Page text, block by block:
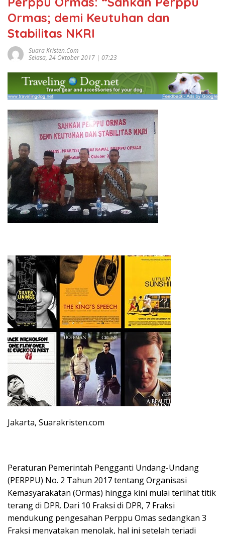
Ormas; demi Keutuhan dan
Stabilitas NKRI
Suara Kristen.com
Selasa, 24 Oktober 2017 | 07:23
Jakarta, Suarakristen.com
Peraturan Pemerintah Pengganti Undang-Undang
(PERPPU) No. 2 Tahun 2017 tentang Organisasi
Kemasyarakatan (Ormas) hingga kini mulai terlihat titik
terang di DPR. Dari 10 Fraksi di DPR, 7 Fraksi
mendukung pengesahan Perppu Omas sedangkan 3
Fraksi menyatakan menolak, hal ini setelah terjadi